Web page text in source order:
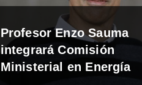
Profesor Enzo Sauma
integrará Comisión
Ministerial en Energía